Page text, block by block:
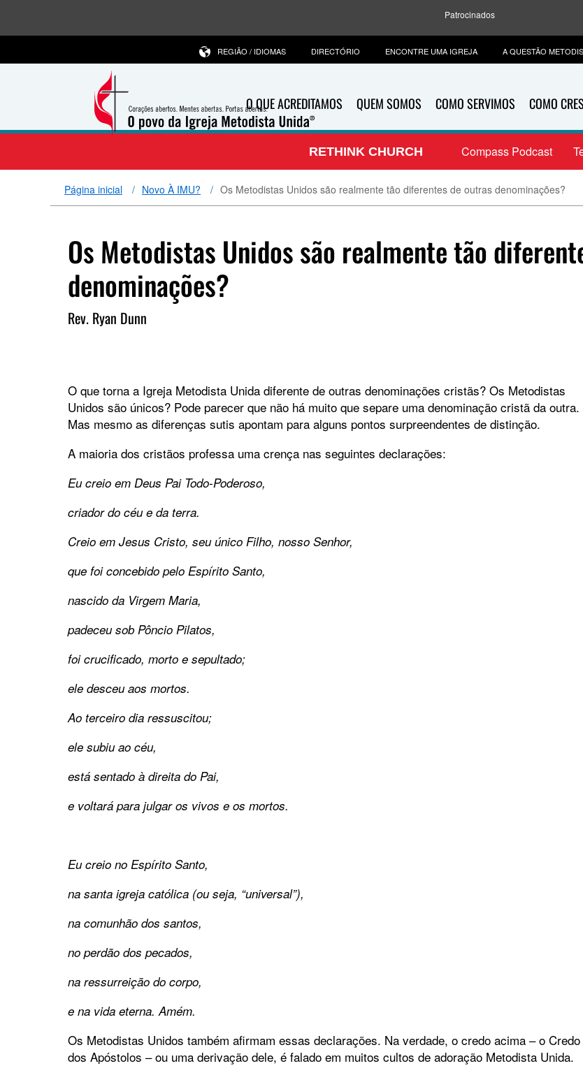
Patrocinados
O QUE ACREDITAMOS QUEM SOMOS COMO SERVIMOS COMO
REGIÃO / IDIOMAS DIRECTÓRIO ENCONTRE UMA IGREJA A QUESTÃO
RETHINK CHURCH Compass Podcast
Página inicial Novo À IMU? Os Metodistas Unidos são realmente tão diferentes de outras denominações?
Os Metodistas Unidos são realmente tão
denominações?
Rev. Ryan Dunn
O que torna a Igreja Metodista Unida diferente de outras denominações cristãs? Os Metodistas
Unidos são únicos? Pode parecer que não há muito que separe uma denominação cristã da outra.
Mas mesmo as diferenças sutis apontam para alguns pontos surpreendentes de distinção.
A maioria dos cristãos professa uma crença nas seguintes declarações:
Eu creio em Deus Pai Todo-Poderoso,
criador do céu e da terra.
Creio em Jesus Cristo, seu único Filho, nosso Senhor,
que foi concebido pelo Espírito Santo,
nascido da Virgem Maria,
padeceu sob Pôncio Pilatos,
foi crucificado, morto e sepultado;
ele desceu aos mortos.
Ao terceiro dia ressuscitou;
ele subiu ao céu,
está sentado à direita do Pai,
e voltará para julgar os vivos e os mortos.
Eu creio no Espírito Santo,
na santa igreja católica (ou seja, “universal”),
na comunhão dos santos,
no perdão dos pecados,
na ressurreição do corpo,
e na vida eterna. Amém.
Os Metodistas Unidos também afirmam essas declarações. Na verdade, o credo acima – o Credo
dos Apóstolos – ou uma derivação dele, é falado em muitos cultos de adoração Metodista Unida.